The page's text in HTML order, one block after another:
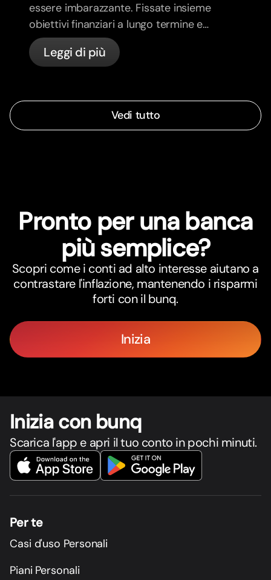
essere imbarazzante. Fissate insieme
obiettivi finanziari a lungo termine e
sentitevi più allineati.
Leggi di più
Vedi tutto
Pronto per una banca
più semplice?
Scopri come i conti ad alto interesse aiutano a
contrastare l'inflazione, mantenendo i risparmi
forti con il bunq.
Inizia
Inizia con bunq
Scarica l'app e apri il tuo conto in pochi minuti.
Per te
Casi d'uso Personali
Piani Personali